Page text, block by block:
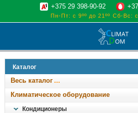
климат
отопительные
+375 29 398-90-92
Пн-Пт: с 9ºº до 21ºº Сб-Вс: с
Каталог
Весь каталог
Климатическое оборудование
Кондиционеры